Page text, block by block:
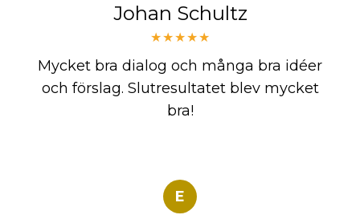
Johan Schultz
★★★★★
Mycket bra dialog och många bra idéer
och förslag. Slutresultatet blev mycket
bra!
E